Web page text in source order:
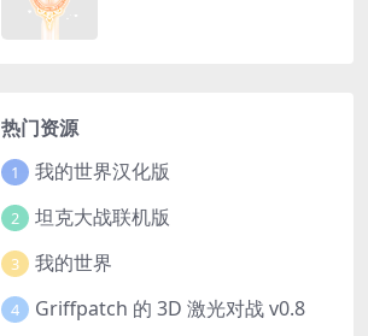
热门资源
1 我的世界汉化版
2 坦克大战联机版
3 我的世界
4 Griffpatch 的 3D 激光对战 v0.8